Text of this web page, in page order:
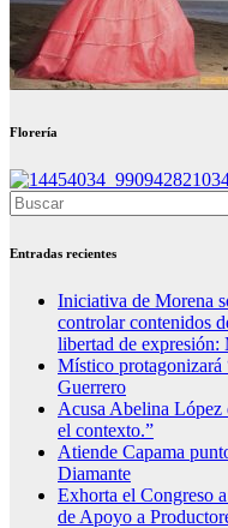
Florería
Entradas recientes
Iniciativa de Morena
controlar contenidos
libertad de
Místico
Guerrero
Acusa Abelina López
el contexto.”
Atiende Capama
Diamante
Exhorta el Congreso
de Apoyo a